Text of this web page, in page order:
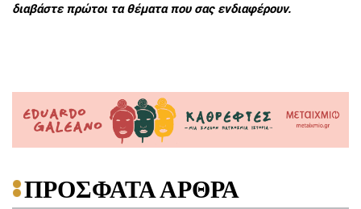
διαβάστε πρώτοι τα θέματα που σας ενδιαφέρουν.
ΠΡΟΣΦΑΤΑ ΑΡΘΡΑ